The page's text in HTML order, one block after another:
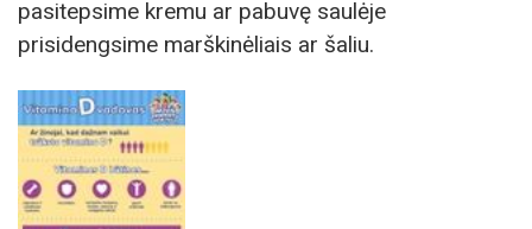
pasitepsime kremu ar pabuvę saulėje
prisidengsime marškinėliais ar šaliu.